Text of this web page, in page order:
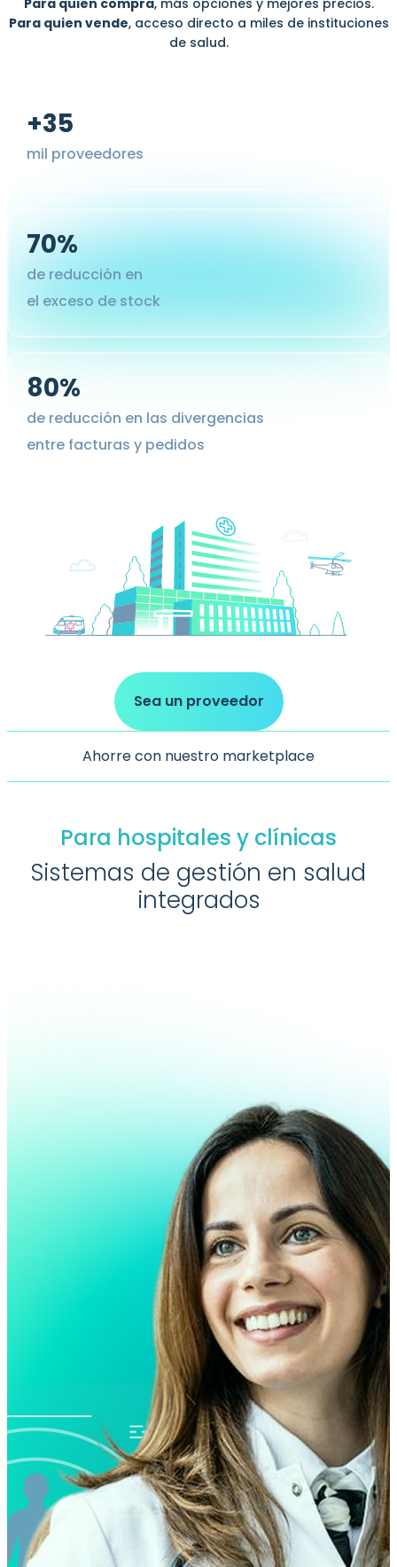
Para quien vende, acceso directo a miles de instituciones
de salud.
+35
mil proveedores
70%
de reducción en
el exceso de stock
80%
de reducción en las divergencias
entre facturas y pedidos
Sea un proveedor
Ahorre con nuestro marketplace
Para hospitales y clínicas
Sistemas de gestión en salud
integrados